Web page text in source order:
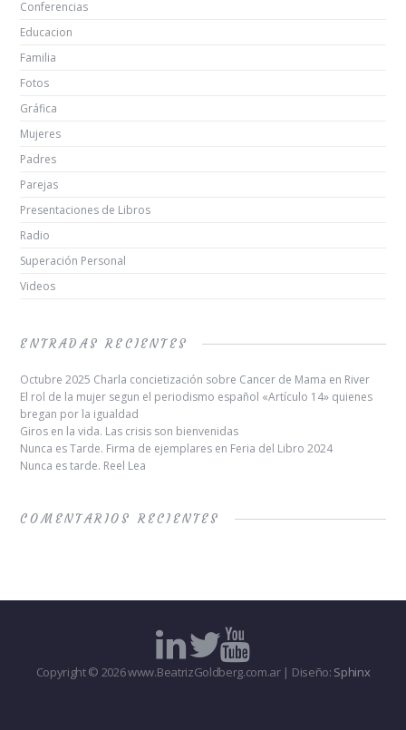
Conferencias
Educacion
Familia
Fotos
Gráfica
Mujeres
Padres
Parejas
Presentaciones de Libros
Radio
Superación Personal
Videos
ENTRADAS RECIENTES
Octubre 2025 Charla concietización sobre Cancer de Mama en River
El rol de la mujer segun el periodismo español «Artículo 14» quienes
bregan por la igualdad
Giros en la vida. Las crisis son bienvenidas
Nunca es Tarde. Firma de ejemplares en Feria del Libro 2024
Nunca es tarde. Reel Lea
COMENTARIOS RECIENTES
Copyright © 2026 www.BeatrizGoldberg.com.ar | Diseño: Sphinx